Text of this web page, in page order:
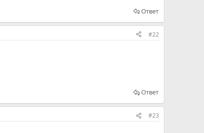
Ответ
#22
Ответ
#23